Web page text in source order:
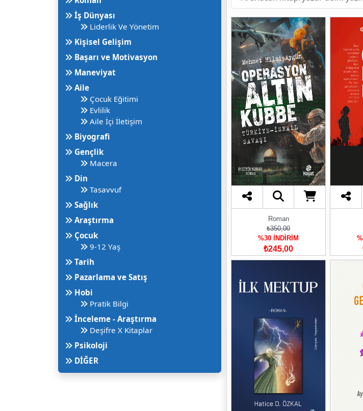
İş Dünyası
Liderlik Ve Yönetim
Kişisel Gelişim
Başarı ve Motivasyon
Maneviyat
Aile
Çocuk Eğitimi
Evlilik
Aile İçi İletişim
Biyografi
Gençlik
Macera
Din
Tasavvuf
Sağlık
Araştırma
Çocuk
9-12 Yaş
Tarih
Pazarlama ve Satış
Hobi
Pratik Bilgi
İnceleme - Araştırma
Deşifre X Kitaplar
Psikoloji
DİĞER
Roman
₺350,00
%30 İNDİRİM
₺245,00